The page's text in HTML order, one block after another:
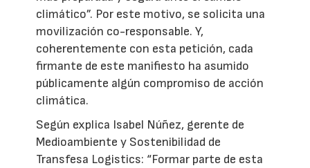
climático”. Por este motivo, se solicita una
movilización co-responsable. Y,
coherentemente con esta petición, cada
firmante de este manifiesto ha asumido
públicamente algún compromiso de acción
climática.
Según explica Isabel Núñez, gerente de
Medioambiente y Sostenibilidad de
Transfesa Logistics: “Formar parte de esta